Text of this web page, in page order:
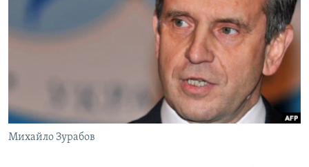
КИТАЙ.ВИКЛИКИ
МУЛЬТИМЕДІА
ПОДКАСТИ
Михайло Зурабов